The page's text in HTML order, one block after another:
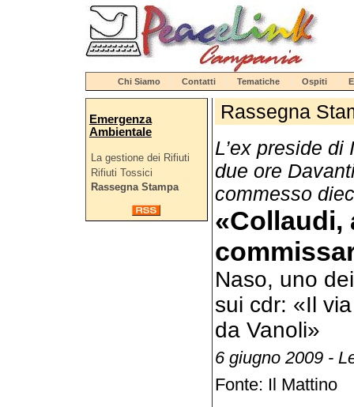
Chi Siamo Contatti Tematiche Ospiti
Emergenza
Ambientale
La gestione dei Rifiuti
Rifiuti Tossici
Rassegna Stampa
Rassegna
L’ex preside
due ore
commesso
«Collaudi,
Naso, uno
sui cdr: «Il
da Vanoli»
6 giugno 2009 -
Fonte: Il Mattino